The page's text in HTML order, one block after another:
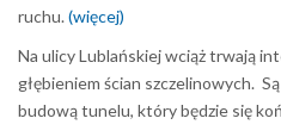
ruchu.(więcej)
Na ulicy Lublańskiej wciąż trwają
głębieniem ścian szczelinowych.
budową tunelu, który będzie się